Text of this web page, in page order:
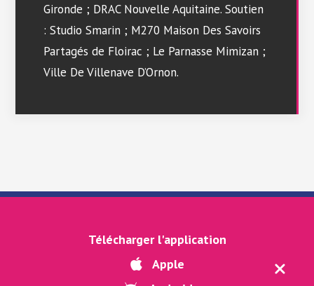
Télécharger l'application
Apple
Gironde ; DRAC Nouvelle Aquitaine. Soutien
: Studio Smarin ; M270 Maison Des Savoirs
Partagés de Floirac ; Le Parnasse Mimizan ;
Ville De Villenave D’Ornon.
-PARAMÈTRES COOKIES
TÉLÉCHARGER L'APPLI CHAINON POUR IOS
L'APPLI CHAINON POUR ANDROÏD